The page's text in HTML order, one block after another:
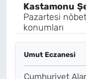
Kastamonu
Pazartesi
konumları
Umut Eczanesi
Cumhuriyet